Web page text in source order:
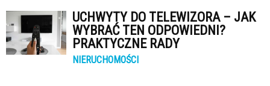
UCHWYTY DO TELEWIZORA – JAK
WYBRAĆ TEN ODPOWIEDNI?
PRAKTYCZNE RADY
NIERUCHOMOŚCI